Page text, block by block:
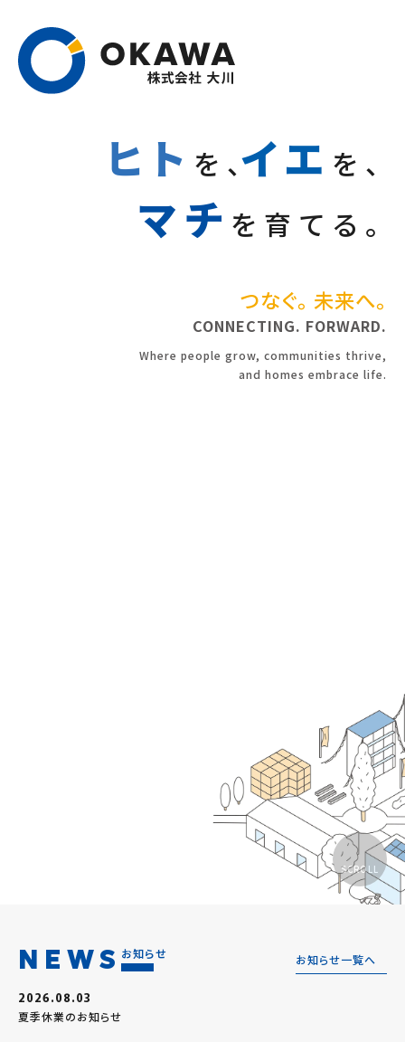
ヒト を、イエ を、
マチ を育てる。
つなぐ。 未来へ。
CONNECTING. FORWARD.
Where people grow, communities thrive,
and homes embrace life.
SCROLL
NEWSお知らせ お知らせ一覧へ
2026.08.03
夏季休業のお知らせ